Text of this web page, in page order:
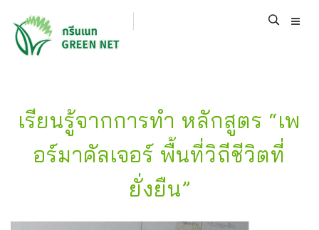
เรียนรู้จากการทำ หลักสูตร “เพ
อร์มาคัลเจอร์ พื้นที่วิถีชีวิตที่
ยั่งยืน”